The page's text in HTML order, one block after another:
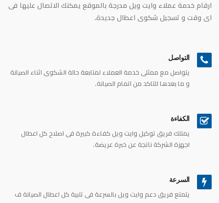
ارقام خدمة عملاء وايت ويل مدرجة بالموقع يمكنك الاتصال عليها فى
اى وقت و تسجيل شكوى اعطال جديدة.
التواصل
يتواصل مع ممثلى خدمة العملاء لمتابعة حالة الشكوى اثناء الصيانة
و ما بعدها للتاكد من اتمام الصيانة.
الكفاءة
يمتلك فريق توكيل وايت ويل كفاءة كبيرة فى اصلاح كل اعطال
اجهزة الشركة ناتجة عن خبرة عريضة.
السرعة
يتمتع فريق دعم وايت ويل بالسرعة فى تلبية كل اعطال الصيانة ف